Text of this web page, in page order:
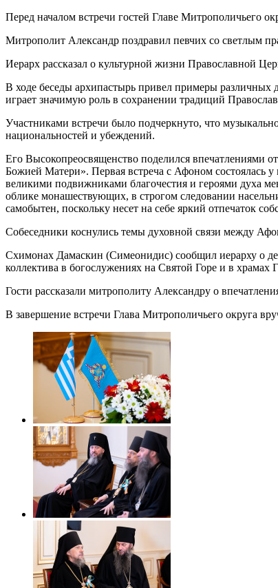
Перед началом встречи гостей Главе Митрополичьего
Митрополит Александр поздравил певчих со светлым
Иерарх рассказал о культурной жизни Православной
В ходе беседы архипастырь привел примеры различных
играет значимую роль в сохранении традиций
Участниками встречи было подчеркнуто, что
национальностей и убеждений.
Его Высокопреосвященство поделился впечатлениями
Божией Матери». Первая встреча с Афоном состоялась
великими подвижниками благочестия и героями духа
облике монашествующих, в строгом следовании
самобытен, поскольку несет на себе яркий отпечаток
Собеседники коснулись темы духовной связи между
Схимонах Дамаскин (Симеонидис) сообщил иерарху о
коллектива в богослужениях на Святой Горе и в
Гости рассказали митрополиту Александру о
В завершение встречи Глава Митрополичьего округа